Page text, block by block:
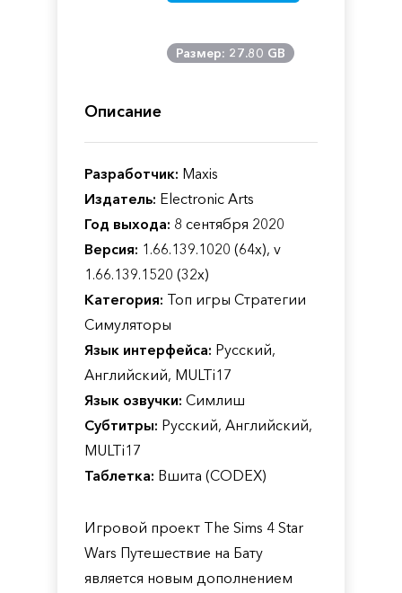
Размер: 27.80 GB
Описание
Разработчик: Maxis
Издатель: Electronic Arts
Год выхода: 8 сентября 2020
Версия: 1.66.139.1020 (64х), v
1.66.139.1520 (32х)
Категория: Топ игры Стратегии
Симуляторы
Язык интерфейса: Русский,
Английский, MULTi17
Язык озвучки: Симлиш
Субтитры: Русский, Английский,
MULTi17
Таблетка: Вшита (CODEX)
Игровой проект The Sims 4 Star
Wars Путешествие на Бату
является новым дополнением